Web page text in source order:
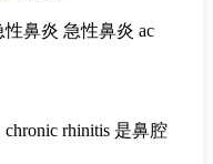
鼻炎 急性鼻炎 ac
rhinitis 是鼻腔